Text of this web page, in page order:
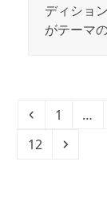
ディショ
がテーマ
Previous
Page
1 …
Page
12 Next